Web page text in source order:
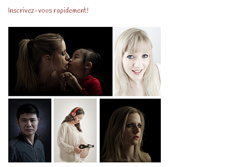
Inscrivez-vous rapidement!